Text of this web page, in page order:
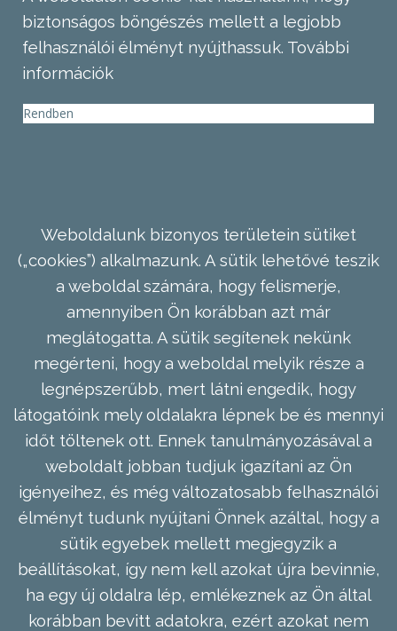
biztonságos böngészés mellett a legjobb
felhasználói élményt nyújthassuk. További
információk
Rendben
Weboldalunk bizonyos területein sütiket
(„cookies”) alkalmazunk. A sütik lehetővé teszik
a weboldal számára, hogy felismerje,
amennyiben Ön korábban azt már
meglátogatta. A sütik segítenek nekünk
megérteni, hogy a weboldal melyik része a
legnépszerűbb, mert látni engedik, hogy
látogatóink mely oldalakra lépnek be és mennyi
időt töltenek ott. Ennek tanulmányozásával a
weboldalt jobban tudjuk igazítani az Ön
igényeihez, és még változatosabb felhasználói
élményt tudunk nyújtani Önnek azáltal, hogy a
sütik egyebek mellett megjegyzik a
beállításokat, így nem kell azokat újra bevinnie,
ha egy új oldalra lép, emlékeznek az Ön által
korábban bevitt adatokra, ezért azokat nem